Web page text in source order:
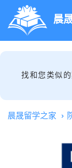
晨
找和您类似
晨晟留学之家